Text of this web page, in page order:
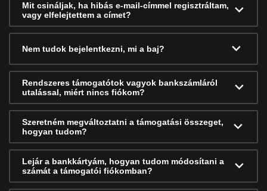
Mit csináljak, ha hibás e-mail-címmel regisztráltam,
vagy elfelejtettem a címet?
Nem tudok bejelentkezni, mi a baj?
Rendszeres támogatótok vagyok bankszámláról
utalással, miért nincs fiókom?
Szeretném megváltoztatni a támogatási összeget,
hogyan tudom?
Lejár a bankkártyám, hogyan tudom módosítani a
számát a támogatói fiókomban?